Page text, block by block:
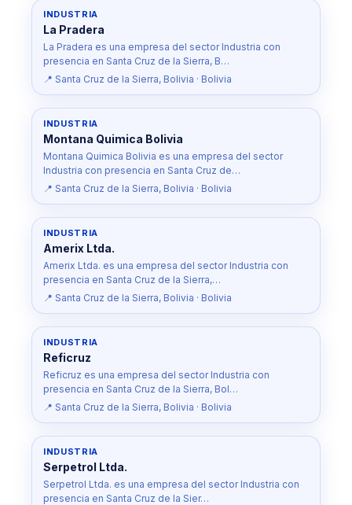
INDUSTRIA
La Pradera
La Pradera es una empresa del sector Industria con
presencia en Santa Cruz de la Sierra, B…
📍 Santa Cruz de la Sierra, Bolivia · Bolivia
INDUSTRIA
Montana Quimica Bolivia
Montana Quimica Bolivia es una empresa del sector
Industria con presencia en Santa Cruz de…
📍 Santa Cruz de la Sierra, Bolivia · Bolivia
INDUSTRIA
Amerix Ltda.
Amerix Ltda. es una empresa del sector Industria con
presencia en Santa Cruz de la Sierra,…
📍 Santa Cruz de la Sierra, Bolivia · Bolivia
INDUSTRIA
Reficruz
Reficruz es una empresa del sector Industria con
presencia en Santa Cruz de la Sierra, Bol…
📍 Santa Cruz de la Sierra, Bolivia · Bolivia
INDUSTRIA
Serpetrol Ltda.
Serpetrol Ltda. es una empresa del sector Industria con
presencia en Santa Cruz de la Sier…